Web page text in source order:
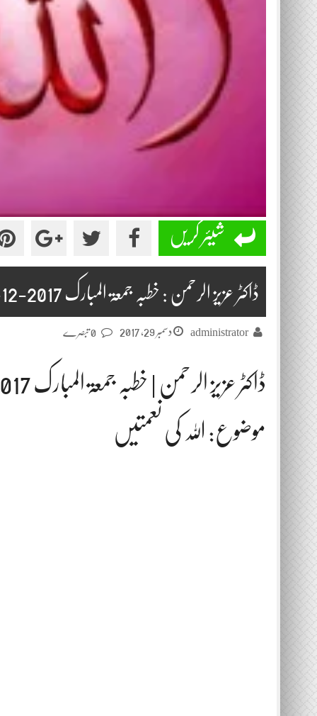
شیئر کریں
ڈاکٹر عزیز الرحمن : خطبہ جمعۃ المبارک 2017-12-29
administrator دسمبر 29, 2017
ڈاکٹر عزیز الرحمن | خطبہ جمعۃ المبارک 2017-12-29
موضوع: اللہ کی نعمتیں